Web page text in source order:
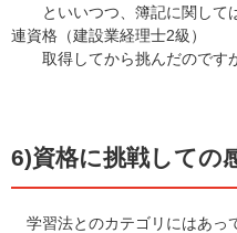
といいつつ、簿記に関して
連資格（建設業経理士2級）
取得してから挑んだのですが
6)資格に挑戦しての
学習法とのカテゴリにはあっ